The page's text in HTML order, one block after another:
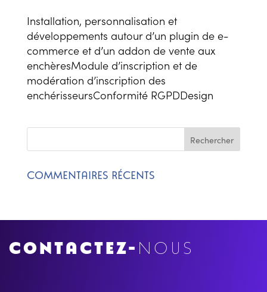
Installation, personnalisation et
développements autour d’un plugin de e-
commerce et d’un addon de vente aux
enchèresModule d’inscription et de
modération d’inscription des
enchérisseursConformité RGPDDesign
COMMENTAIRES RÉCENTS
CONTACTEZ- NOUS